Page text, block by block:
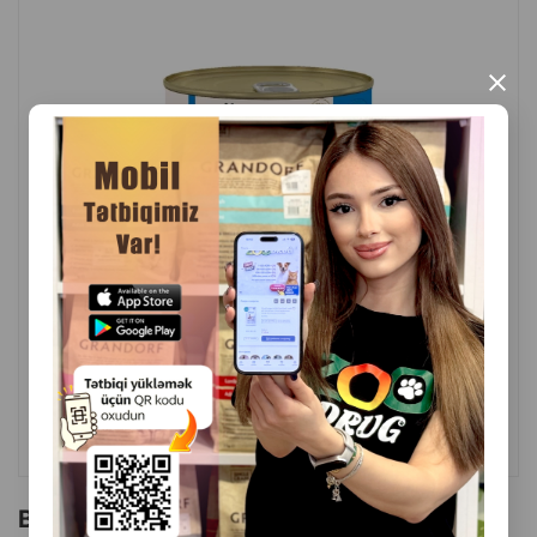
×
( Rəylər)
Qiymət
Almaq
1 ədəd
3.50
ALMAQ
Bu brendin başqa məhsulları